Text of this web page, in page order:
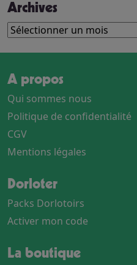
Archives
Archives
A propos
Qui sommes nous
Politique de confidentialité
CGV
Mentions légales
Dorloter
Packs Dorlotoirs
Activer mon code
La boutique